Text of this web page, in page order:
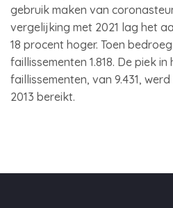
gebruik maken van
vergelijking met 2021 lag het
18 procent hoger. Toen
faillissementen 1.818. De piek in
faillissementen, van 9.431,
2013 bereikt.